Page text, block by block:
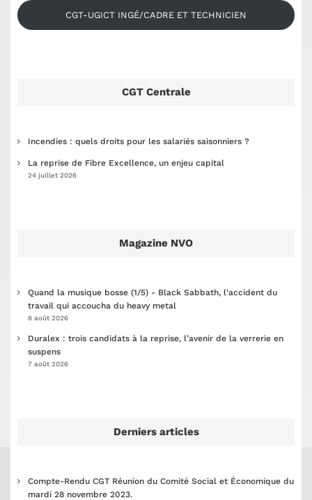
CGT-UGICT INGÉ/CADRE ET TECHNICIEN
CGT Centrale
Incendies : quels droits pour les salariés saisonniers ?
La reprise de Fibre Excellence, un enjeu capital
24 juillet 2026
Magazine NVO
Quand la musique bosse (1/5) - Black Sabbath, l'accident du
travail qui accoucha du heavy metal
8 août 2026
Duralex : trois candidats à la reprise, l’avenir de la verrerie en
suspens
7 août 2026
Derniers articles
Compte-Rendu CGT Réunion du Comité Social et Économique du
mardi 28 novembre 2023.